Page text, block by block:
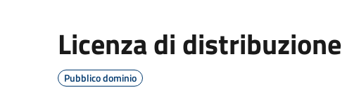
Licenza di distribuzione
Pubblico dominio